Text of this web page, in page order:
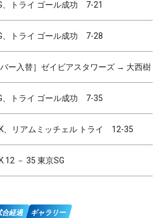
、トライ ゴール成功 7-21
、トライ ゴール成功 7-28
バー入替］ゼイビアスタワーズ → 大西樹
、トライ ゴール成功 7-35
、リアムミッチェル トライ 12-35
12 － 35 東京SG
合経過 ギャラリー